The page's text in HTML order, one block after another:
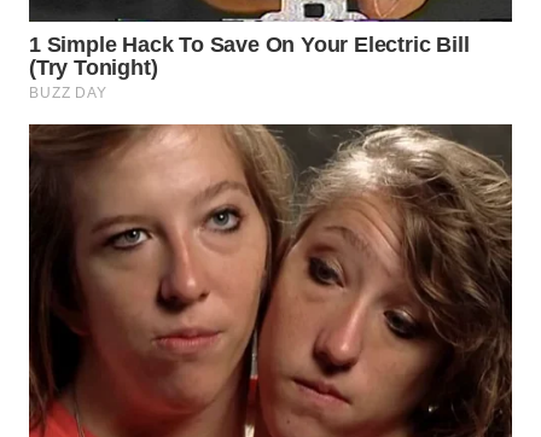
WN
SUBANG
WN
SUKABUMI
WN
PURWAKARTA
PRIANGAN
WN